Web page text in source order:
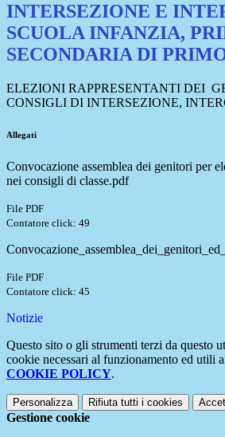
INTERSEZIONE E
SCUOLA INFANZIA,
SECONDARIA DI
ELEZIONI RAPPRESENTANTI DEI
CONSIGLI DI INTERSEZIONE,
Allegati
Convocazione assemblea dei genitori per
nei consigli di classe.pdf
File PDF
Contatore click: 49
File PDF
Contatore click: 45
Notizie
Questo sito o gli strumenti terzi da questo
cookie necessari al funzionamento ed utili
COOKIE POLICY.
Personalizza Rifiuta tutti i cookies
Gestione cookie